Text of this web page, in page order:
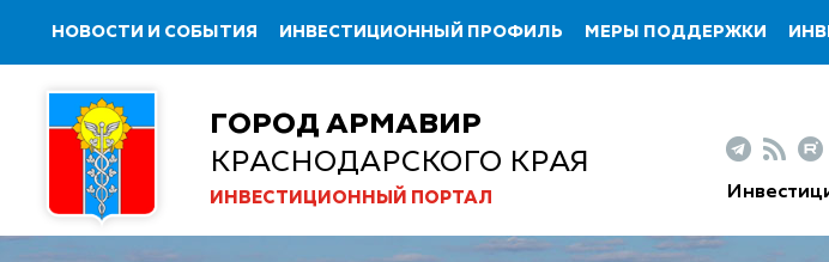
НОВОСТИ И СОБЫТИЯ ИНВЕСТИЦИОННЫЙ ПРОФИЛЬ МЕРЫ ПОДДЕРЖКИ
ГОРОД АРМАВИР
КРАСНОДАРСКОГО КРАЯ
ИНВЕСТИЦИОННЫЙ ПОРТАЛ